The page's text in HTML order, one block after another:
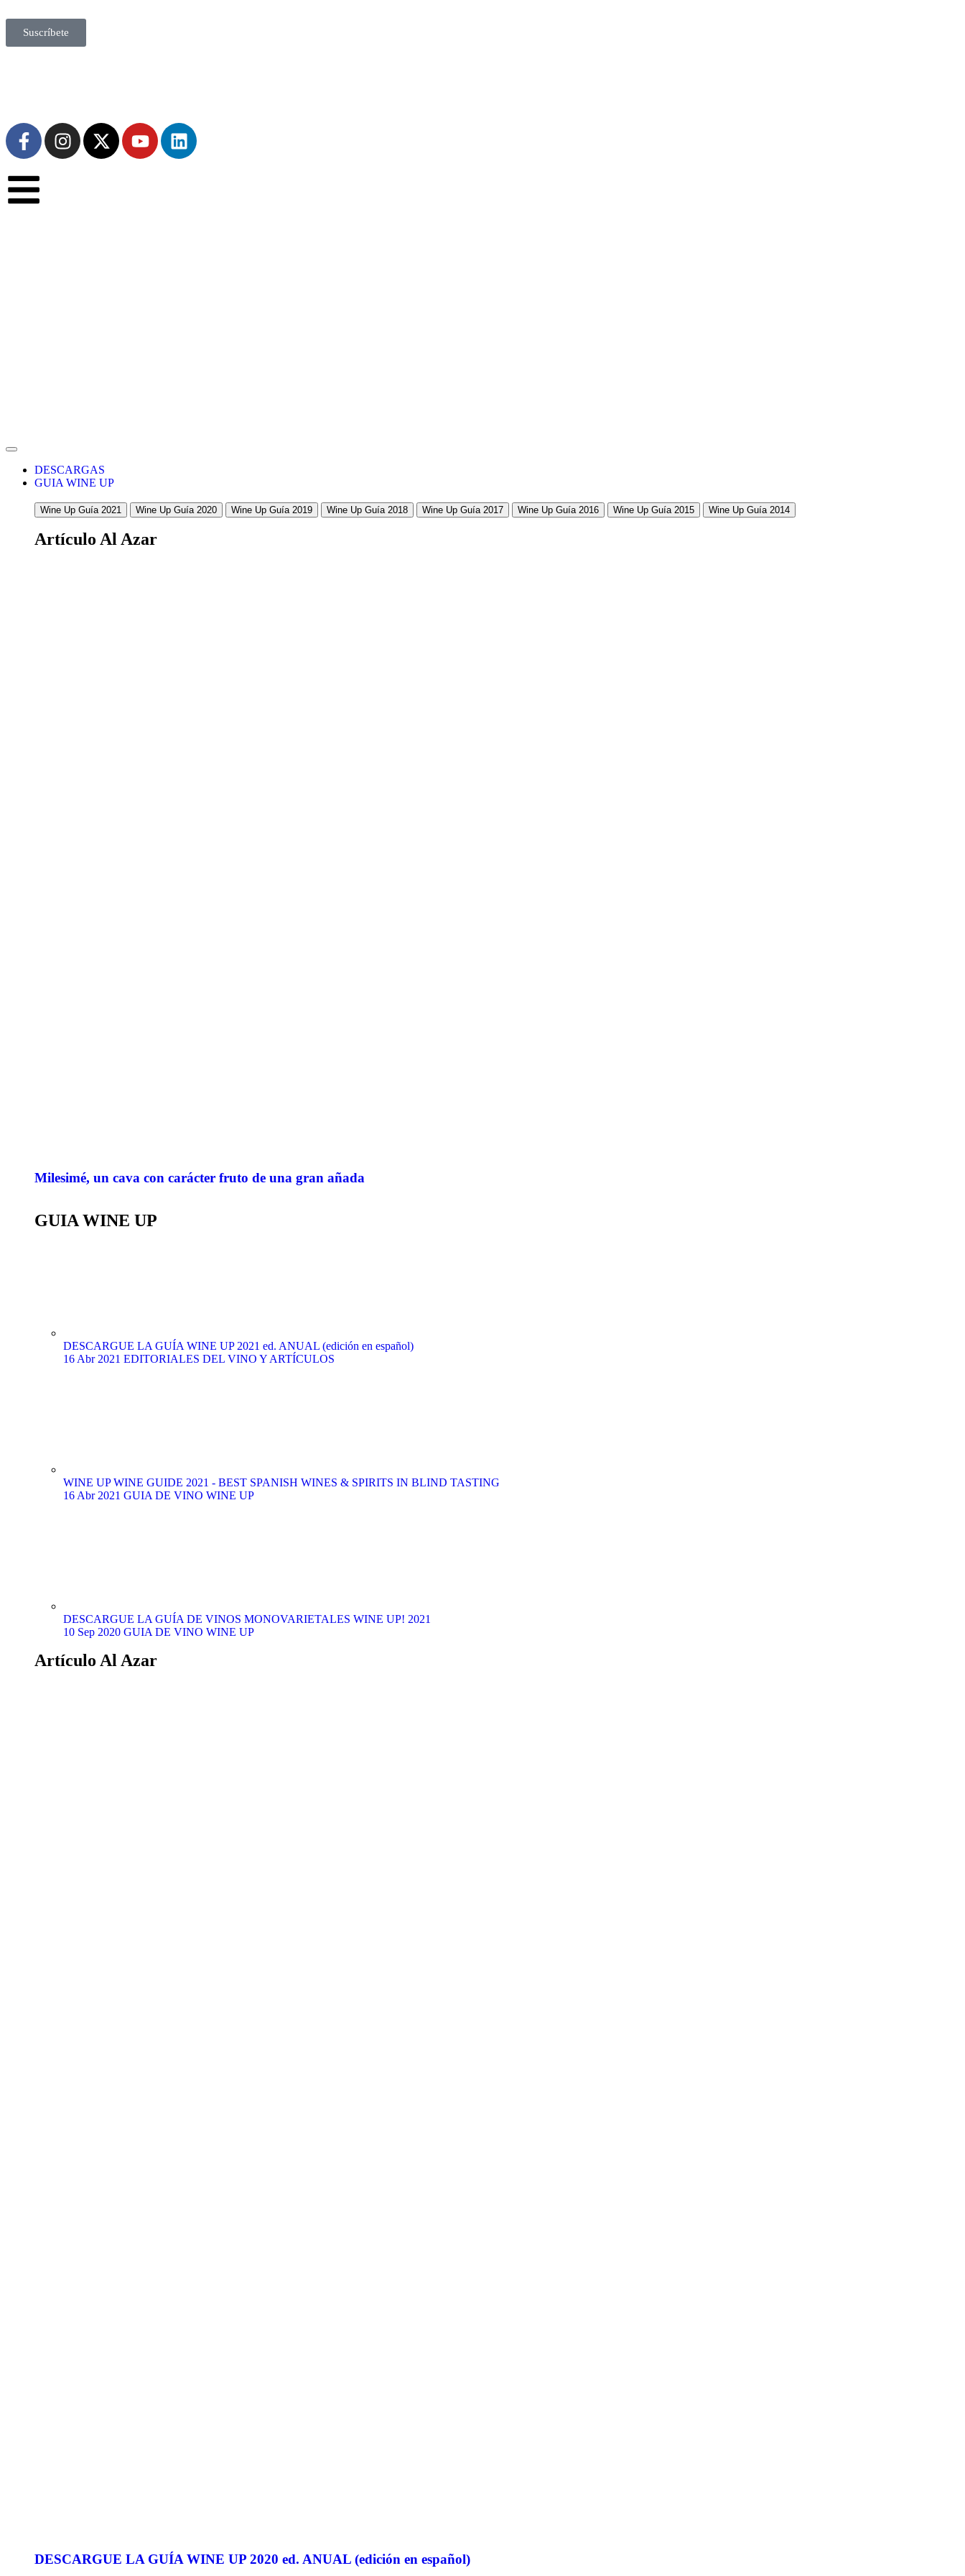
Suscríbete
DESCARGAS
GUIA WINE UP
Wine Up Guía 2021 Wine Up Guía 2020 Wine Up Guía 2019 Wine Up Guía 2018 Wine Up Guía 2017 Wine Up Guía 2016 Wine Up Guía 2015 Wine Up Guía 2014
Artículo Al Azar
Milesimé, un cava con carácter fruto de una gran añada
GUIA WINE UP
DESCARGUE LA GUÍA WINE UP 2021 ed. ANUAL (edición en español)
16 Abr 2021 EDITORIALES DEL VINO Y ARTÍCULOS
WINE UP WINE GUIDE 2021 - BEST SPANISH WINES & SPIRITS IN BLIND TASTING
16 Abr 2021 GUIA DE VINO WINE UP
DESCARGUE LA GUÍA DE VINOS MONOVARIETALES WINE UP! 2021
10 Sep 2020 GUIA DE VINO WINE UP
Artículo Al Azar
DESCARGUE LA GUÍA WINE UP 2020 ed. ANUAL (edición en español)